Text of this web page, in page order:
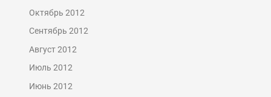
Октябрь 2012
Сентябрь 2012
Август 2012
Июль 2012
Июнь 2012